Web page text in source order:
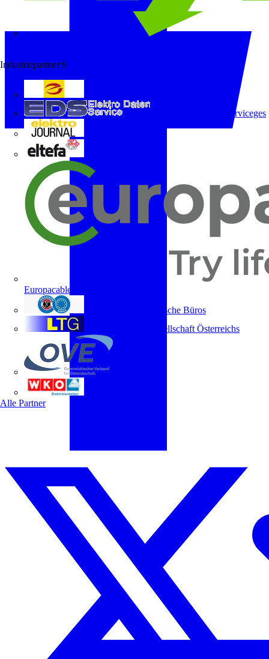
Industriepartner 9
ELEKTRO Daten Serviceges
Europacable
Fachverband Technische Büros
Lichttechnische Gesellschaft Österreichs
Alle Partner